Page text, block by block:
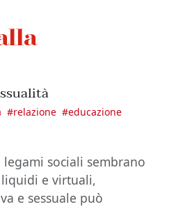
#relazione #educazione
legami sociali sembrano
e virtuali,
e sessuale può